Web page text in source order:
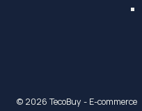
© 2026 TecoBuy - E-commerce